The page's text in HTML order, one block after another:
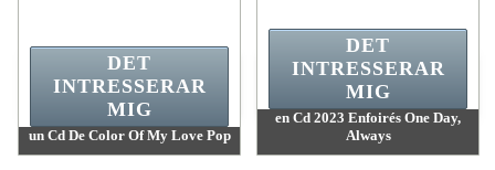
un Cd De Color Of My Love Pop
DET
INTRESSERAR
MIG
en Cd 2023 Enfoirés One Day,
Always
DET
INTRESSERAR
MIG